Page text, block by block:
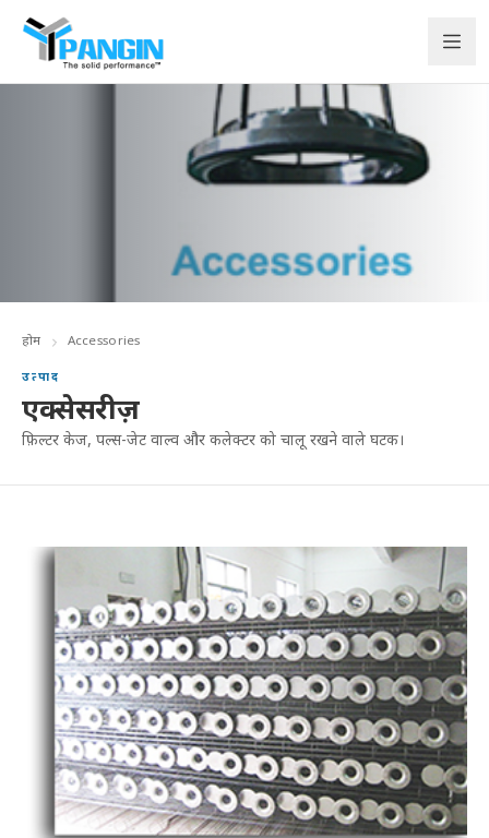
होम Accessories
उत्पाद
एक्सेसरीज़
फ़िल्टर केज, पल्स-जेट वाल्व और कलेक्टर को चालू रखने वाले घटक।